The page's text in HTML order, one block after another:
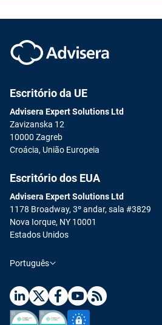
Escritório da UE
Advisera Expert Solutions Ltd
Zavizanska 12
10000 Zagreb
Croácia, União Europeia
Escritório dos EUA
Advisera Expert Solutions Ltd
1178 Broadway, 3º andar, sala #3829
Nova Iorque, NY 10001
Estados Unidos
Português